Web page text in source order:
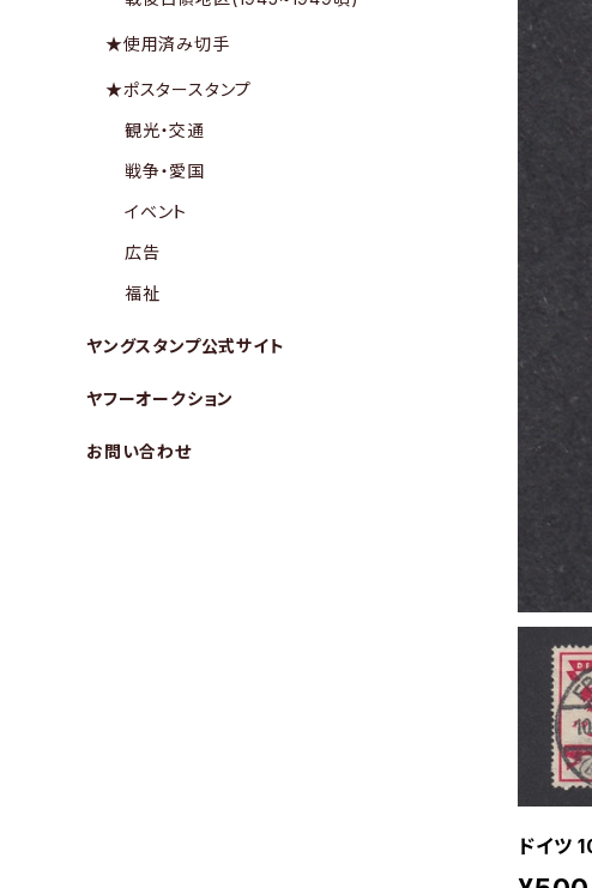
ドイツ
★使用済み切手
★ポスタースタンプ
観光・交通
戦争・愛国
イベント
広告
福祉
ヤングスタンプ公式サイト
ヤフーオークション
お問い合わせ